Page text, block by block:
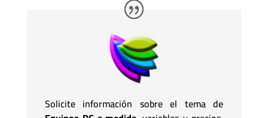
Solicite información sobre el tema de